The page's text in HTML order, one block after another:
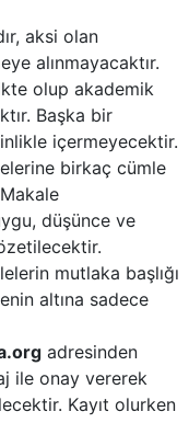
aksi olan
alınmayacaktır.
olup akademik
Başka bir
içermeyecektir.
birkaç cümle
düşünce ve
mutlaka başlığı
altına sadece
adresinden
ile onay vererek
Kayıt olurken